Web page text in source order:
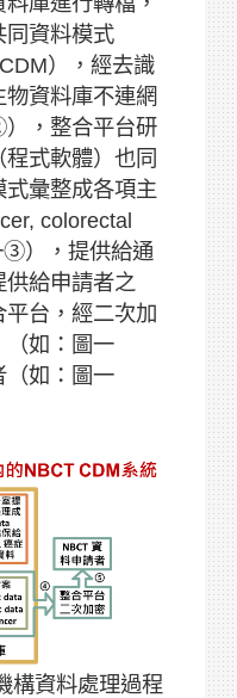
同資料模式
），經去識
資料庫不連網
，整合平台研
式軟體）也同
彙整成各項主
colorectal
③），提供給通
供給申請者之
台，經二次加
（如：圖一
如：圖一
構資料處理過程